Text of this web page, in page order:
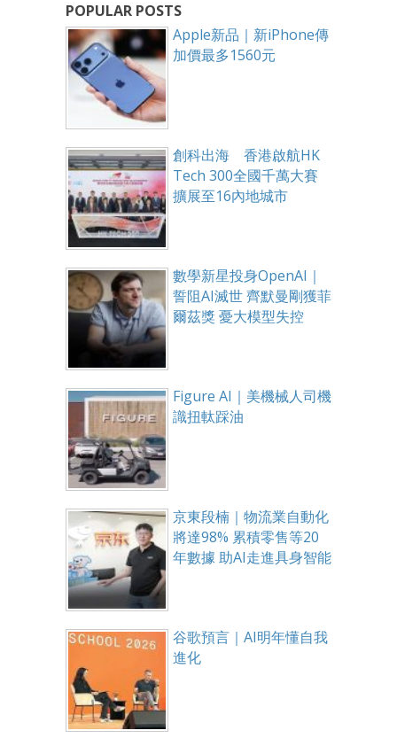
POPULAR POSTS
Apple新品｜新iPhone傳
加價最多1560元
創科出海 香港啟航HK
Tech 300全國千萬大賽
擴展至16內地城市
數學新星投身OpenAI｜
誓阻AI滅世 齊默曼剛獲菲
爾茲獎 憂大模型失控
Figure AI｜美機械人司機
識扭軚踩油
京東段楠｜物流業自動化
將達98% 累積零售等20
年數據 助AI走進具身智能
谷歌預言｜AI明年懂自我
進化